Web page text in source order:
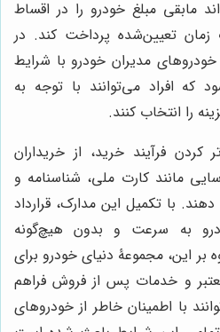
مابقی مبلغ خودرو را در اقساط
تعیین‌شده پرداخت کند. در
مدیران خودرو با شرایط
که افراد می‌توانند با توجه به
را انتخاب کنند.
فرآیند خرید، از خریداران
مانند کارت ملی، شناسنامه و
دهند. با تکمیل این مدارک، قرارداد
به سرعت و بدون هیچ‌گونه
بر این، مجموعۀ دنیای خودرو برای
و خدمات پس از فروش فراهم
با اطمینان خاطر از خودروهای